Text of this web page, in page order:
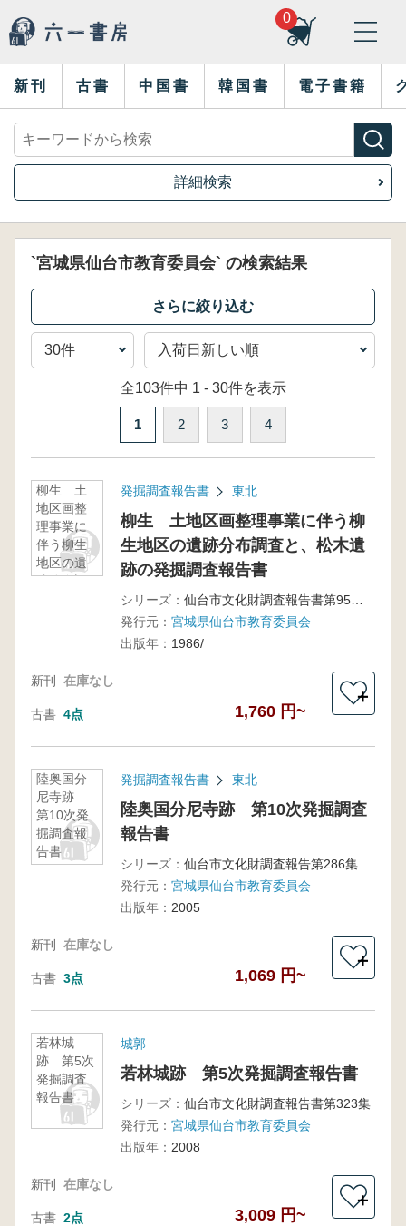
0
新刊 古書 中国書 韓国書 電子書籍
詳細検索
`宮城県仙台市教育委員会` の検索結果
全103件中 1 - 30件を表示
1 2 3 4
柳生 土
地区画整
理事業に
伴う柳生
地区の遺
跡分布調
発掘調査報告書 東北
柳生 土地区画整理事業に伴う柳
生地区の遺跡分布調査と、松木遺
跡の発掘調査報告書
シリーズ：
仙台市文化財調査報告書第95集
発行元： 宮城県仙台市教育委員会
出版年： 1986/
新刊 在庫なし
古書 4点 1,760 円~
＋
陸奥国分
尼寺跡
第10次発
掘調査報
告書
発掘調査報告書 東北
陸奥国分尼寺跡 第10次発掘調査
報告書
シリーズ： 仙台市文化財調査報告第286集
発行元： 宮城県仙台市教育委員会
出版年： 2005
新刊 在庫なし
古書 3点 1,069 円~
＋
若林城
跡 第5次
発掘調査
報告書
城郭
若林城跡 第5次発掘調査報告書
シリーズ： 仙台市文化財調査報告書第323集
発行元： 宮城県仙台市教育委員会
出版年： 2008
新刊 在庫なし
古書 2点 3,009 円~
＋